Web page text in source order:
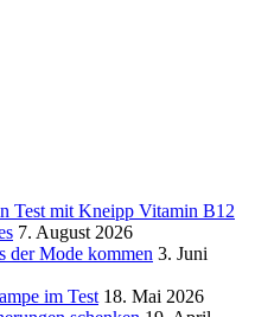
Test mit Kneipp Vitamin B12
7. August 2026
der Mode kommen 3. Juni
im Test 18. Mai 2026